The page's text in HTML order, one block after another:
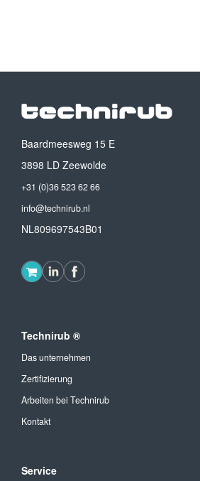
Baardmeesweg 15 E
3898 LD Zeewolde
+31 (0)36 523 62 66
info@technirub.nl
NL809697543B01
Technirub ®
Das unternehmen
Zertifizierung
Arbeiten bei Technirub
Kontakt
Service